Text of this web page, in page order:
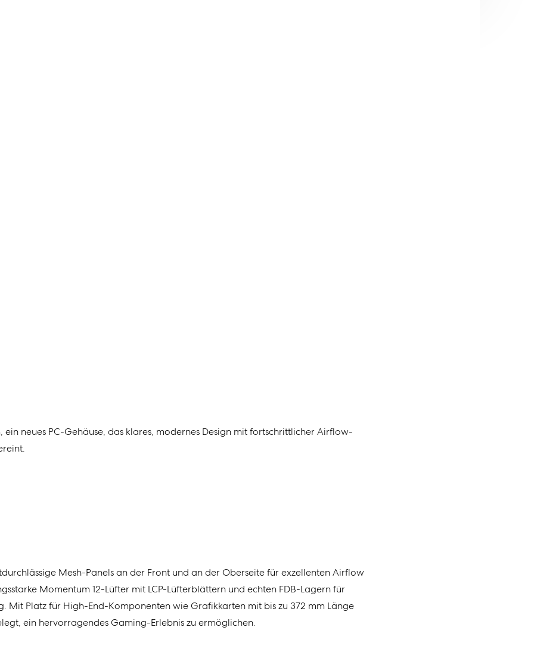
, ein neuesPC-Gehäuse, dasklares, modernes Design mit fortschrittlicher Airflow-
.
Mesh-Panels an der Front und an der Oberseite für exzellentenAirflow
Momentum 12-Lüfter mit LCP-Lüfterblättern und echten FDB-Lagern für
Mit Platz für High-End-Komponenten wie Grafikkarten mit bis zu 372 mm Länge
ein hervorragendes Gaming-Erlebnis zu ermöglichen.